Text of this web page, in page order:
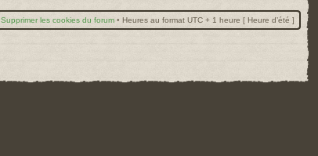
Supprimer les cookies du forum • Heures au format UTC + 1 heure [ Heure d’été ]